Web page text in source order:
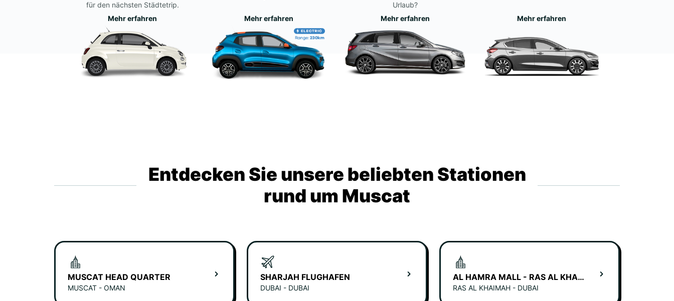
für den nächsten Städtetrip.
Mehr erfahren
Mehr erfahren
Urlaub?
Mehr erfahren
Mehr erfahren
Entdecken Sie unsere beliebten Stationen
rund um Muscat
MUSCAT HEAD QUARTER
MUSCAT - OMAN
SHARJAH FLUGHAFEN
DUBAI - DUBAI
AL HAMRA MALL - RAS AL KHAIMAH
RAS AL KHAIMAH - DUBAI